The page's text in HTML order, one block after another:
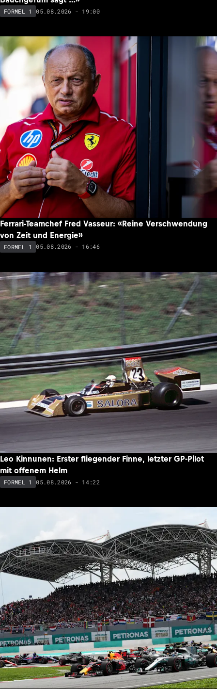
FORMEL 1 05.08.2026 - 19:00
Ferrari-Teamchef Fred Vasseur: «Reine Verschwendung
von Zeit und Energie»
FORMEL 1 05.08.2026 - 16:46
Leo Kinnunen: Erster fliegender Finne, letzter GP-Pilot
mit offenem Helm
FORMEL 1 05.08.2026 - 14:22